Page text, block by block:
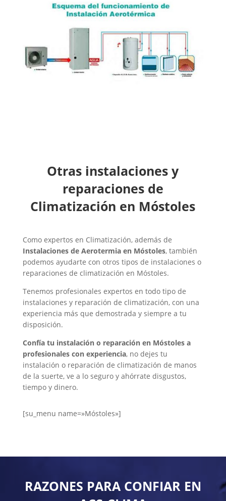
Otras instalaciones y
reparaciones de
Climatización en Móstoles
Como expertos en Climatización, además de
Instalaciones de Aerotermia en Móstoles, también
podemos ayudarte con otros tipos de instalaciones o
reparaciones de climatización en Móstoles.
Tenemos profesionales expertos en todo tipo de
instalaciones y reparación de climatización, con una
experiencia más que demostrada y siempre a tu
disposición.
Confía tu instalación o reparación en Móstoles a
profesionales con experiencia, no dejes tu
instalación o reparación de climatización de manos
de la suerte, ve a lo seguro y ahórrate disgustos,
tiempo y dinero.
[su_menu name=»Móstoles»]
RAZONES PARA CONFIAR EN